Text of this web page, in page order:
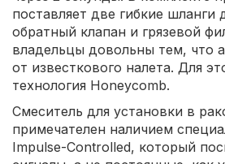
поставляет две гибкие шланги
обратный клапан и грязевой
владельцы довольны тем, что
от известкового налета. Для
технология Honeycomb.
Смеситель для установки в
примечателен наличием
Impulse-Controlled, который